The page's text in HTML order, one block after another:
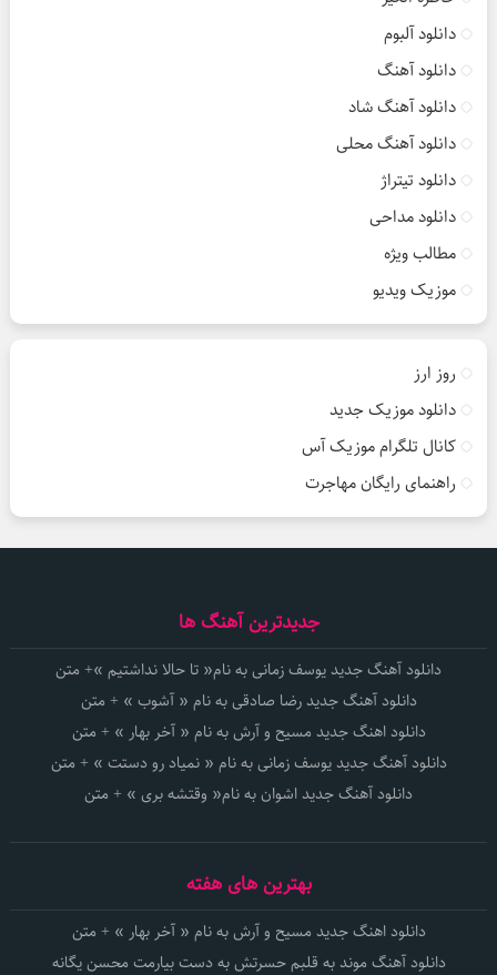
دانلود آلبوم
دانلود آهنگ
دانلود آهنگ شاد
دانلود آهنگ محلی
دانلود تیتراژ
دانلود مداحی
مطالب ویژه
موزیک ویدیو
روز ارز
دانلود موزیک جدید
کانال تلگرام موزیک آس
راهنمای رایگان مهاجرت
جدیدترین آهنگ ها
دانلود آهنگ جدید یوسف زمانی به نام« تا حالا نداشتیم »+ متن
دانلود آهنگ جدید رضا صادقی به نام « آشوب » + متن
دانلود اهنگ جدید مسیح و آرش به نام « آخر بهار » + متن
دانلود آهنگ جدید یوسف زمانی به نام « نمیاد رو دستت » + متن
دانلود آهنگ جدید اشوان به نام« وقتشه بری » + متن
بهترین های هفته
دانلود اهنگ جدید مسیح و آرش به نام « آخر بهار » + متن
دانلود آهنگ موند به قلبم حسرتش به دست بیارمت محسن یگانه